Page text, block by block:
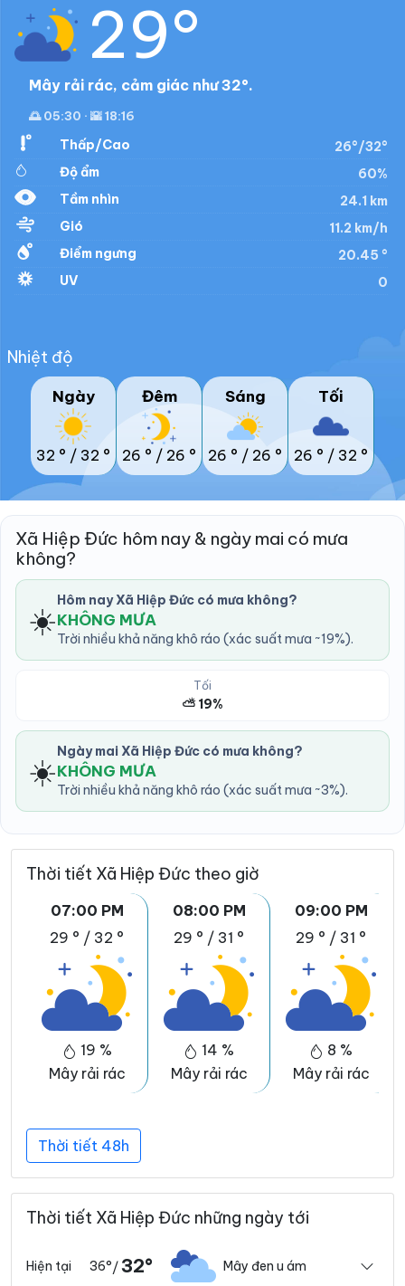
29°
Mây rải rác, cảm giác như 32°.
🌅 05:30 · 🌇 18:16
Thấp/Cao
26°/32°
Độ ẩm
60%
Tầm nhìn
24.1 km
Gió
11.2 km/h
Điểm ngưng
20.45 °
UV
0
Nhiệt độ
Ngày
32 ° / 32 °
Đêm
26 ° / 26 °
Sáng
26 ° / 26 °
Tối
26 ° / 32 °
Xã Hiệp Đức hôm nay & ngày mai có mưa
không?
☀️ Hôm nay Xã Hiệp Đức có mưa không?
KHÔNG MƯA
Trời nhiều khả năng khô ráo (xác suất mưa ~19%).
Tối
⛅ 19%
☀️ Ngày mai Xã Hiệp Đức có mưa không?
KHÔNG MƯA
Trời nhiều khả năng khô ráo (xác suất mưa ~3%).
Thời tiết Xã Hiệp Đức theo giờ
07:00 PM
29 ° / 32 °
19 %
Mây rải rác
08:00 PM
29 ° / 31 °
14 %
Mây rải rác
09:00 PM
29 ° / 31 °
8 %
Mây rải rác
Thời tiết 48h
Thời tiết Xã Hiệp Đức những ngày tới
Hiện tại 36°/ 32° Mây đen u ám